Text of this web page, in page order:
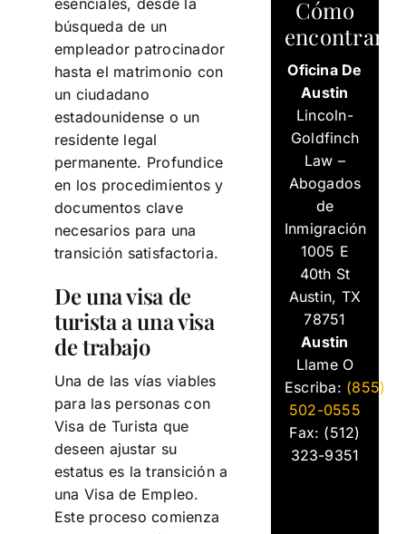
esenciales, desde la
búsqueda de un
empleador patrocinador
hasta el matrimonio con
un ciudadano
estadounidense o un
residente legal
permanente. Profundice
en los procedimientos y
documentos clave
necesarios para una
transición satisfactoria.
De una visa de
turista a una visa
de trabajo
Una de las vías viables
para las personas con
Visa de Turista que
deseen ajustar su
estatus es la transición a
una Visa de Empleo.
Este proceso comienza
Cómo
Oficina De
Austin
Lincoln-
Goldfinch
Law –
Abogados
de
Inmigración
1005 E
40th St
Austin, TX
78751
Austin
Llame O
Escriba: (855)
502-0555
Fax: (512)
323-9351